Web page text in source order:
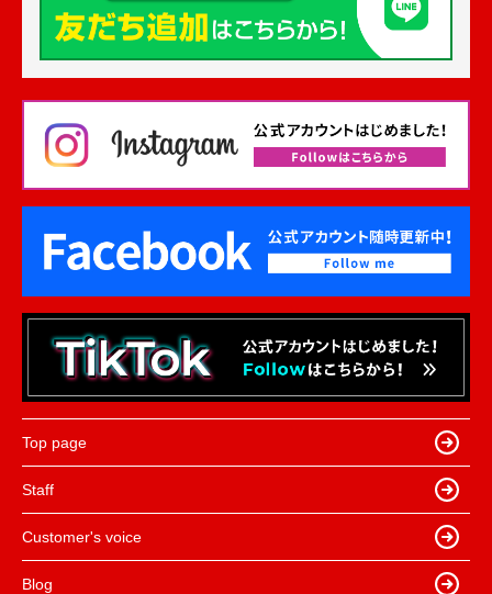
Top page
Staff
Customer's voice
Blog